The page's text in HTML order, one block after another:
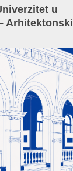
u
Arhitektonski